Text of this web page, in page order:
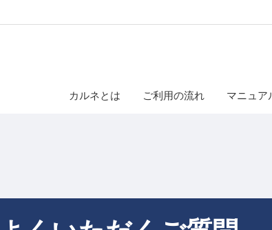
カルネとは ご利用の流れ マニュア